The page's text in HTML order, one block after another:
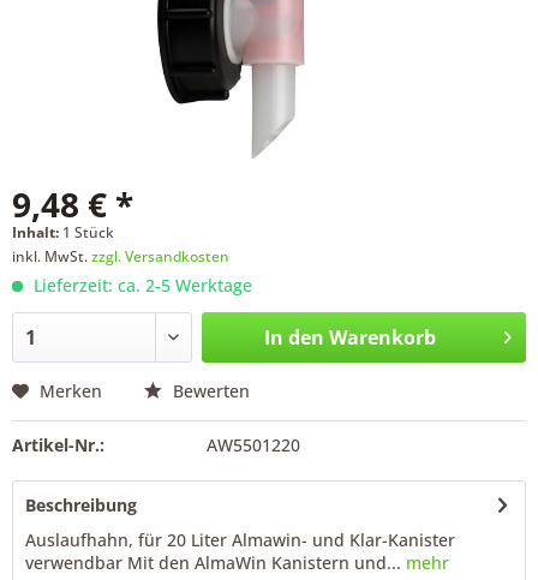
9,48 € *
Inhalt: 1 Stück
inkl. MwSt.zzgl. Versandkosten
Lieferzeit: ca. 2-5 Werktage
In den Warenkorb
Merken Bewerten
Artikel-Nr.: AW5501220
Beschreibung
Auslaufhahn, für 20 Liter Almawin- und Klar-Kanister
verwendbar Mit den AlmaWin Kanistern und... mehr